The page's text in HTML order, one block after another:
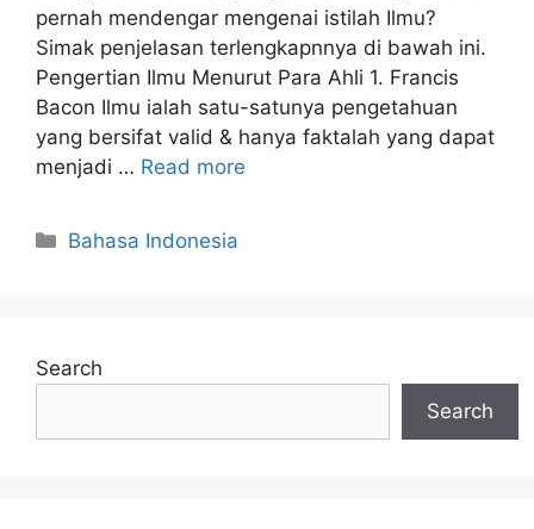
pernah mendengar mengenai istilah Ilmu?
Simak penjelasan terlengkapnnya di bawah ini.
Pengertian Ilmu Menurut Para Ahli 1. Francis
Bacon Ilmu ialah satu-satunya pengetahuan
yang bersifat valid & hanya faktalah yang dapat
menjadi … Read more
Categories
Bahasa Indonesia
Search
Search